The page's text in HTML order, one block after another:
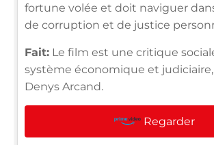
fortune volée et doit naviguer
de corruption et de justice
Fait: Le film est une critique
système économique et judiciaire,
Denys Arcand.
Regarder